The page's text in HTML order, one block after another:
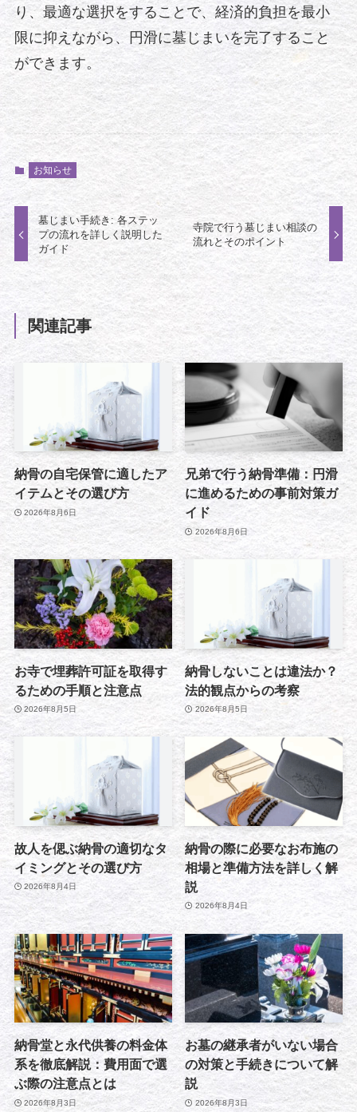
り、最適な選択をすることで、経済的負担を最小
限に抑えながら、円滑に墓じまいを完了すること
ができます。
お知らせ
墓じまい手続き: 各ステッ
プの流れを詳しく説明した
ガイド
寺院で行う墓じまい相談の
流れとそのポイント
関連記事
納骨の自宅保管に適したア
イテムとその選び方
2026年8月6日
兄弟で行う納骨準備：円滑
に進めるための事前対策ガ
イド
2026年8月6日
お寺で埋葬許可証を取得す
るための手順と注意点
2026年8月5日
納骨しないことは違法か？
法的観点からの考察
2026年8月5日
故人を偲ぶ納骨の適切なタ
イミングとその選び方
2026年8月4日
納骨の際に必要なお布施の
相場と準備方法を詳しく解
説
2026年8月4日
納骨堂と永代供養の料金体
系を徹底解説：費用面で選
ぶ際の注意点とは
2026年8月3日
お墓の継承者がいない場合
の対策と手続きについて解
説
2026年8月3日